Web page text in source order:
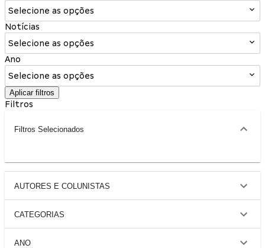
Selecione as opções
Notícias
Selecione as opções
Ano
Selecione as opções
Aplicar filtros
Filtros
Filtros Selecionados
AUTORES E COLUNISTAS
CATEGORIAS
ANO